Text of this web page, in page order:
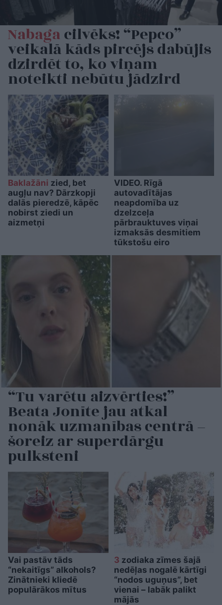
Nabagacilvēks! “Pepco”
veikalā kāds pircējs dabūjis
dzirdēt to, ko viņam
noteikti nebūtu jādzird
Baklažāni zied, bet
augļu nav? Dārzkopji
dalās pieredzē, kāpēc
nobirst ziedi un
aizmetņi
VIDEO. Rīgā
autovadītājas
neapdomība uz
dzelzceļa
pārbrauktuves viņai
izmaksās desmitiem
tūkstošu eiro
“Tu varētu aizvērties!”
Beata Jonīte jau atkal
nonāk uzmanības centrā –
šoreiz ar superdārgu
pulksteni
Vai pastāv tāds
“nekaitīgs” alkohols?
Zinātnieki kliedē
populārākos mītus
3 zodiaka zīmes šajā
nedēļas nogalē kārtīgi
“nodos uguņus”, bet
vienai – labāk palikt
mājās